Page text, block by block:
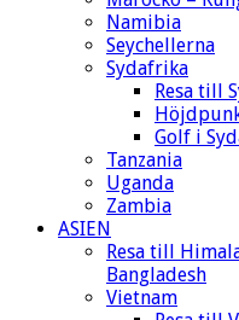
Namibia
Seychellerna
Sydafrika
Resa till
Golf i
Tanzania
Uganda
Zambia
ASIEN
Resa till
Bangladesh
Vietnam